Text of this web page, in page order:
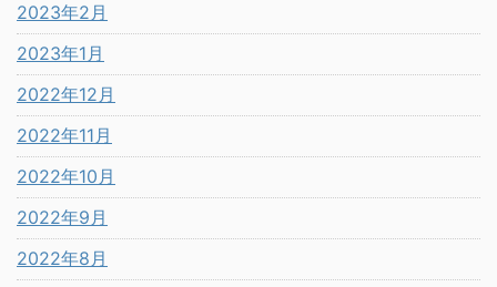
2023年2月
2023年1月
2022年12月
2022年11月
2022年10月
2022年9月
2022年8月